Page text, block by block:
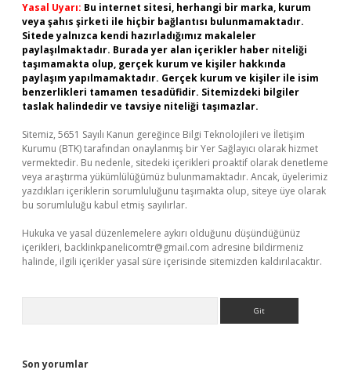
Yasal Uyarı: Bu internet sitesi, herhangi bir marka, kurum
veya şahıs şirketi ile hiçbir bağlantısı bulunmamaktadır.
Sitede yalnızca kendi hazırladığımız makaleler
paylaşılmaktadır. Burada yer alan içerikler haber niteliği
taşımamakta olup, gerçek kurum ve kişiler hakkında
paylaşım yapılmamaktadır. Gerçek kurum ve kişiler ile isim
benzerlikleri tamamen tesadüfidir. Sitemizdeki bilgiler
taslak halindedir ve tavsiye niteliği taşımazlar.
Sitemiz, 5651 Sayılı Kanun gereğince Bilgi Teknolojileri ve İletişim
Kurumu (BTK) tarafından onaylanmış bir Yer Sağlayıcı olarak hizmet
vermektedir. Bu nedenle, sitedeki içerikleri proaktif olarak denetleme
veya araştırma yükümlülüğümüz bulunmamaktadır. Ancak, üyelerimiz
yazdıkları içeriklerin sorumluluğunu taşımakta olup, siteye üye olarak
bu sorumluluğu kabul etmiş sayılırlar.
Hukuka ve yasal düzenlemelere aykırı olduğunu düşündüğünüz
içerikleri, backlinkpanelicomtr@gmail.com adresine bildirmeniz
halinde, ilgili içerikler yasal süre içerisinde sitemizden kaldırılacaktır.
Son yorumlar